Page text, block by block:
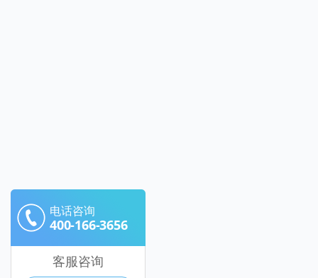
电话咨询
400-166-3656
客服咨询